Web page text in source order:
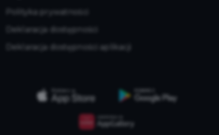
Polityka prywatności
Deklaracja dostępności
Deklaracja dostępności aplikacji